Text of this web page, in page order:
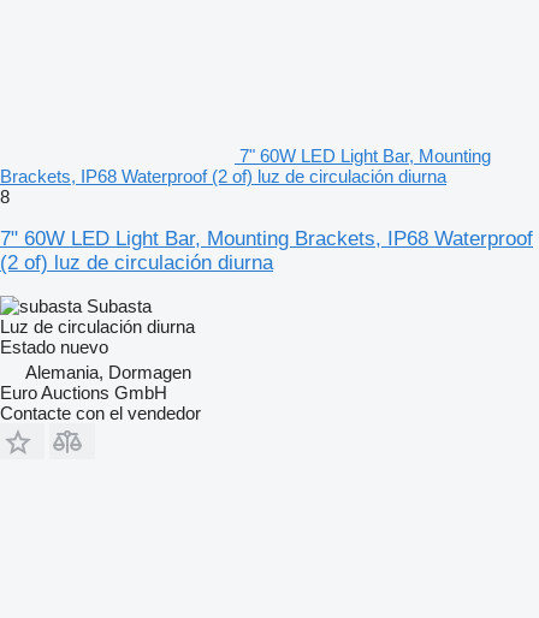
7" 60W LED Light Bar, Mounting
Brackets, IP68 Waterproof (2 of) luz de circulación diurna
8
7" 60W LED Light Bar, Mounting Brackets, IP68 Waterproof
(2 of) luz de circulación diurna
Subasta
Luz de circulación diurna
Estado nuevo
Alemania, Dormagen
Euro Auctions GmbH
Contacte con el vendedor